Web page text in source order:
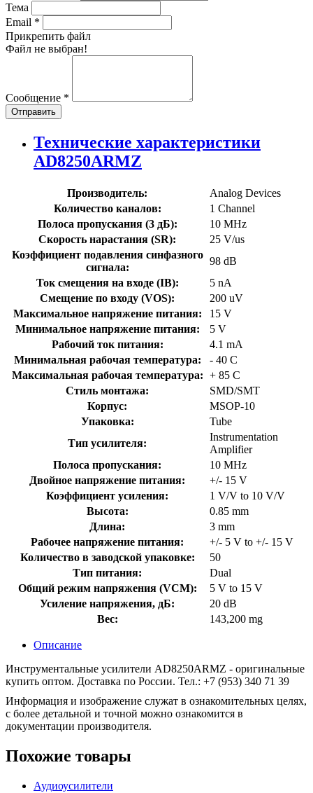
Тема
Email *
Прикрепить файл
Файл не выбран!
Сообщение *
Отправить
Технические характеристики
AD8250ARMZ
Производитель:
Analog Devices
Количество каналов:
1 Channel
Полоса пропускания (3 дБ):
10 MHz
Скорость нарастания (SR):
25 V/us
Коэффициент подавления синфазного
сигнала:
98 dB
Ток смещения на входе (IB):
5 nA
Смещение по входу (VOS):
200 uV
Максимальное напряжение питания:
15 V
Минимальное напряжение питания:
5 V
Рабочий ток питания:
4.1 mA
Минимальная рабочая температура:
- 40 C
Максимальная рабочая температура: + 85 C
Стиль монтажа:
SMD/SMT
Корпус:
MSOP-10
Упаковка:
Tube
Тип усилителя:
Instrumentation
Amplifier
Полоса пропускания:
10 MHz
Двойное напряжение питания:
+/- 15 V
Коэффициент усиления:
1 V/V to 10 V/V
Высота:
0.85 mm
Длина:
3 mm
Рабочее напряжение питания:
+/- 5 V to +/- 15 V
Количество в заводской упаковке:
50
Тип питания:
Dual
Общий режим напряжения (VCM):
5 V to 15 V
Усиление напряжения, дБ:
20 dB
Вес:
143,200 mg
Описание
Инструментальные усилители AD8250ARMZ - оригинальные
купить оптом. Доставка по России. Тел.: +7 (953) 340 71 39
Информация и изображение служат в ознакомительных целях,
с более детальной и точной можно ознакомится в
документации производителя.
Похожие товары
Аудиоусилители